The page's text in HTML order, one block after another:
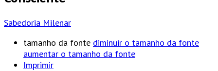
Sabedoria Milenar
tamanho da fonte diminuir o tamanho da fonte
aumentar o tamanho da fonte
Imprimir